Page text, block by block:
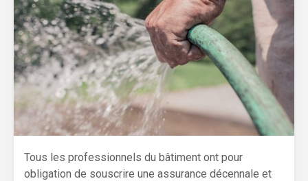
Tous les professionnels du bâtiment ont pour
obligation de souscrire une assurance décennale et